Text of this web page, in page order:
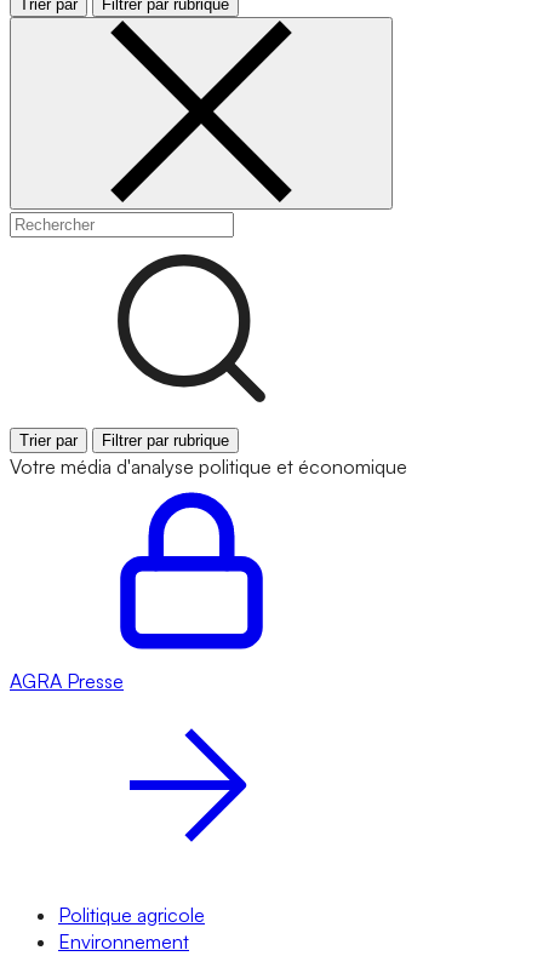
Trier par Filtrer par rubrique
Trier par Filtrer par rubrique
Votre média d'analyse politique et économique
AGRA Presse
Politique agricole
Environnement